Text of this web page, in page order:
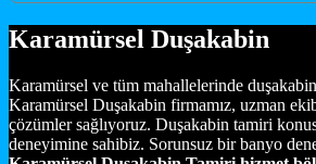
Karamürsel Duşakabin
Karamürsel ve tüm mahallelerinde
Karamürsel Duşakabin firmamız, uzman
çözümler sağlıyoruz. Duşakabin tamiri
deneyimine sahibiz. Sorunsuz bir banyo